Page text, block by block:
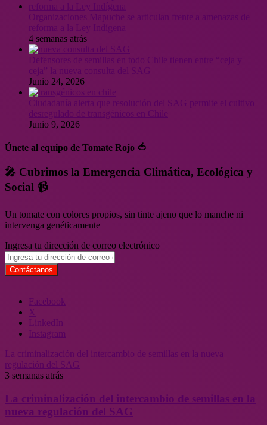
4 semanas atrás
Junio 24, 2026
Ciudadanía alerta que resolución del SAG permite el cultivo
desregulado de transgénicos en Chile
Junio 9, 2026
Únete al equipo de Tomate Rojo 🍅
🎤 Cubrimos la Emergencia Climática, Ecológica y
Social 📹
Un tomate con colores propios, sin tinte ajeno que lo manche ni
intervenga genéticamente
Ingresa tu dirección de correo electrónico
Facebook
X
LinkedIn
Instagram
La criminalización del intercambio de semillas en la nueva
regulación del SAG
3 semanas atrás
La criminalización del intercambio de semillas en la
nueva regulación del SAG